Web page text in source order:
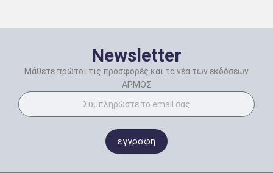
Newsletter
Μάθετε πρώτοι τις προσφορές και τα νέα των εκδόσεων
ΑΡΜΟΣ
εγγραφη